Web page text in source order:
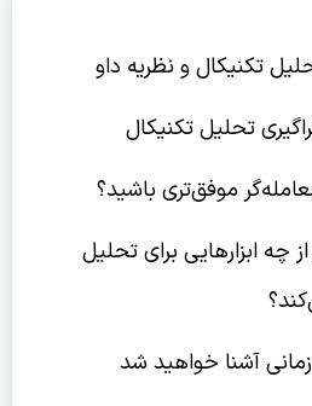
تکنیکال و نظریه داو
تحلیل تکنیکال
موفق‌تری باشید؟
چه ابزارهایی برای تحلیل
زمانی آشنا خواهید شد